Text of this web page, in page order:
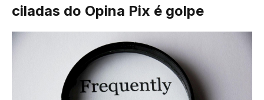
ciladas do Opina Pix é golpe